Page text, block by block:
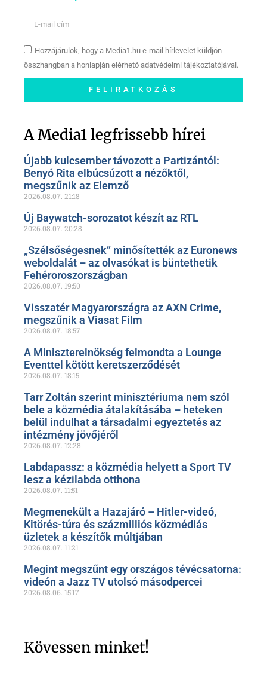
Hozzájárulok, hogy a Media1.hu e-mail hírlevelet küldjön
összhangban a honlapján elérhető adatvédelmi tájékoztatójával.
FELIRATKOZÁS
oldalunkon!
A Media1 legfrissebb hírei
Újabb kulcsember távozott a Partizántól:
Benyó Rita elbúcsúzott a nézőktől,
megszűnik az Elemző
2026.08.07. 21:18
Új Baywatch-sorozatot készít az RTL
2026.08.07. 20:28
„Szélsőségesnek” minősítették az Euronews
weboldalát – az olvasókat is büntethetik
Fehéroroszországban
2026.08.07. 19:50
Visszatér Magyarországra az AXN Crime,
megszűnik a Viasat Film
2026.08.07. 18:57
A Miniszterelnökség felmondta a Lounge
Eventtel kötött keretszerződését
2026.08.07. 18:15
Tarr Zoltán szerint minisztériuma nem szól
bele a közmédia átalakításába – heteken
belül indulhat a társadalmi egyeztetés az
intézmény jövőjéről
2026.08.07. 12:28
Labdapassz: a közmédia helyett a Sport TV
lesz a kézilabda otthona
2026.08.07. 11:51
Megmenekült a Hazajáró – Hitler-videó,
Kitörés-túra és százmilliós közmédiás
üzletek a készítők múltjában
2026.08.07. 11:21
Megint megszűnt egy országos tévécsatorna:
videón a Jazz TV utolsó másodpercei
2026.08.06. 15:17
Kövessen minket!